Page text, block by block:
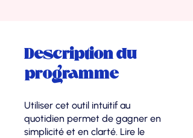
Description du
programme
Utiliser cet outil intuitif au
quotidien permet de gagner en
simplicité et en clarté. Lire le